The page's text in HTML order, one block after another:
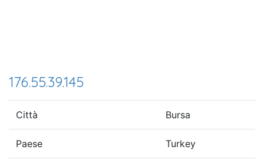
176.55.39.145
Città Bursa
Paese Turkey